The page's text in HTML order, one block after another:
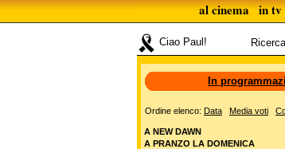
al cinema in tv
Ciao Paul!
In
Ordine elenco: Data Media voti
A NEW DAWN
A PRANZO LA DOMENICA